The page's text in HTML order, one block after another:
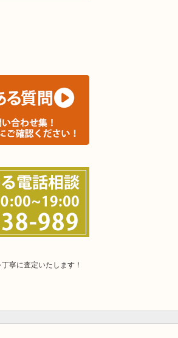
寧に査定いたします！